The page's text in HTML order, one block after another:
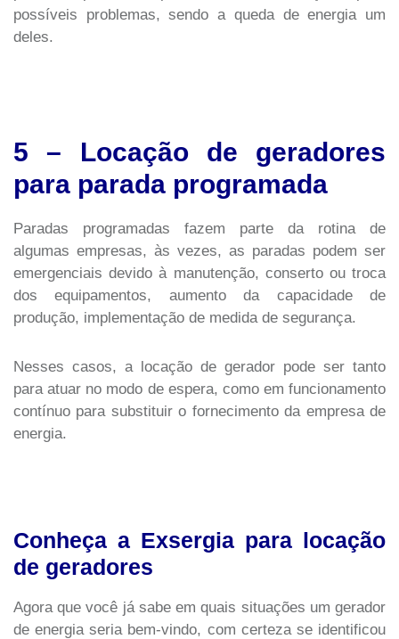
possíveis problemas, sendo a queda de energia um
deles.
5 – Locação de geradores
para parada programada
Paradas programadas fazem parte da rotina de
algumas empresas, às vezes, as paradas podem ser
emergenciais devido à manutenção, conserto ou troca
dos equipamentos, aumento da capacidade de
produção, implementação de medida de segurança.
Nesses casos, a locação de gerador pode ser tanto
para atuar no modo de espera, como em funcionamento
contínuo para substituir o fornecimento da empresa de
energia.
Conheça a Exsergia para locação
de geradores
Agora que você já sabe em quais situações um gerador
de energia seria bem-vindo, com certeza se identificou